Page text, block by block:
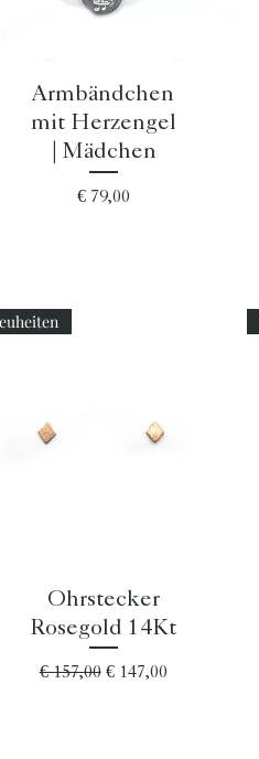
Schnellansicht
Armbändchen
mit Herzengel
| Mädchen
Preis
€ 79,00
Schnellansicht
Ohrstecker
Rosegold 14Kt
Standardpreis
€ 157,00 Sale-Preis
€ 147,00